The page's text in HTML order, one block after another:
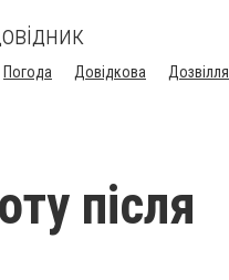
Погода Довідкова Дозвілля
після